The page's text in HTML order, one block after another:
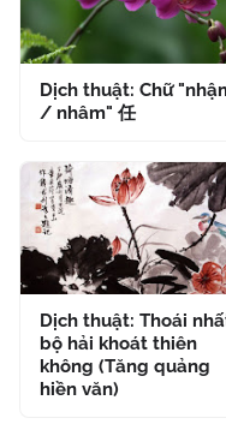
Dịch thuật: Chữ
/ nhâm" 任
Dịch thuật: Thoái
bộ hải khoát thiên
không (Tăng quảng
hiền văn)